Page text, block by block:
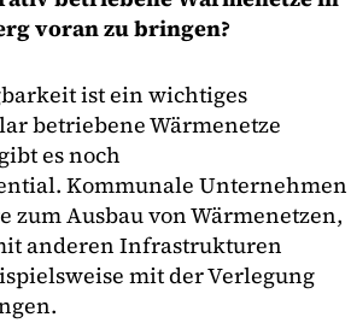
voran zu bringen?
ist ein wichtiges
betriebene Wärmenetze
es noch
Kommunale Unternehmen
zum Ausbau von Wärmenetzen,
anderen Infrastrukturen
mit der Verlegung